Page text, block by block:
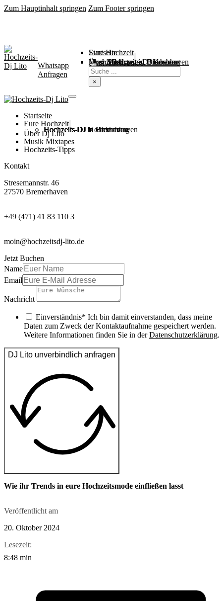
Zum Hauptinhalt springen Zum Footer springen
Startseite
Eure Hochzeit
Hochzeit in Bremen
Hochzeit in Bremerhaven
Hochzeit in Cuxhaven
Hochzeit in Oldenburg
Hochzeits-DJ Kosten
Über Mich
Music / Mixtapes
Hochzeitstipps
Seite durchsuchen
Suchen
×
Whatsapp
Anfragen
Startseite
Eure Hochzeit
Hochzeits DJ in Bremen
Hochzeits DJ in Bremerhaven
Hochzeits DJ in Cuxhaven
Hochzeits DJ in Oldenburg
Hochzeits-DJ Kosten
Über Dj Lito
Musik Mixtapes
Hochzeits-Tipps
Kontakt
Stresemannstr. 46
27570 Bremerhaven
+49 (471) 41 83 110 3
moin@hochzeitsdj-lito.de
Jetzt Buchen
Name
Email
Nachricht
Einverständnis* Ich bin damit einverstanden, dass meine
Daten zum Zweck der Kontaktaufnahme gespeichert werden.
Weitere Informationen finden Sie in derDatenschutzerklärung.
DJ Lito unverbindlich anfragen
Wie ihr Trends in eure Hochzeitsmode einfließen lasst
Veröffentlicht am
20. Oktober 2024
Lesezeit:
8:48 min